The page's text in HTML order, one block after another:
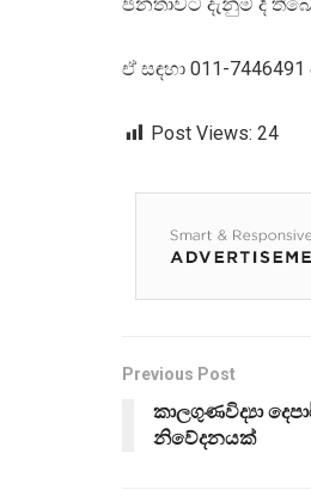
ඒ සඳහා 011-
Post Views: 24
Previous Post
කාලගුණවිද්‍යා
නිවේදනයක්